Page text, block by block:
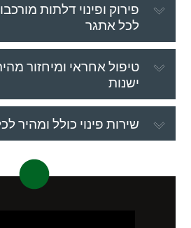
פירוק ופינוי דלתות
לכל אתגר
טיפול אחראי ומיחזור
ישנות
שירות פינוי כולל ומהיר